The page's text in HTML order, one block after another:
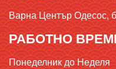
Варна Център Одесос,
РАБОТНО
Понеделник до Неделя